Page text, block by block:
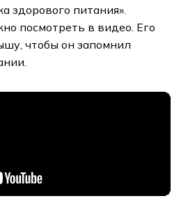
здорового питания».
посмотреть в видео. Его
чтобы он запомнил